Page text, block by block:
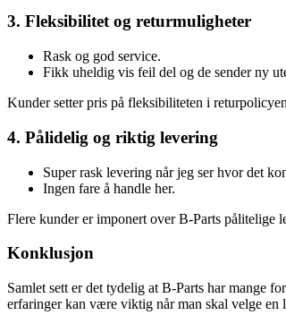
3. Fleksibilitet og returmuligheter
Rask og god service.
Fikk uheldig vis feil del og de sender ny
Kunder setter pris på fleksibiliteten i
4. Pålidelig og riktig levering
Super rask levering når jeg ser hvor det
Ingen fare å handle her.
Flere kunder er imponert over B-Parts pålitelige
Konklusjon
Samlet sett er det tydelig at B-Parts har mange
erfaringer kan være viktig når man skal velge en